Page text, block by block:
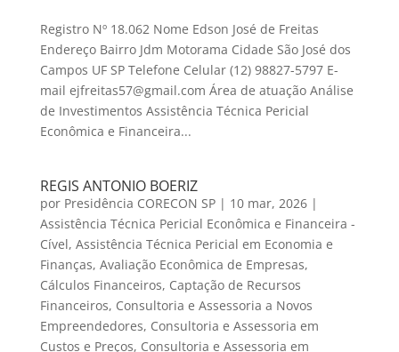
Registro Nº 18.062 Nome Edson José de Freitas
Endereço Bairro Jdm Motorama Cidade São José dos
Campos UF SP Telefone Celular (12) 98827-5797 E-
mail ejfreitas57@gmail.com Área de atuação Análise
de Investimentos Assistência Técnica Pericial
Econômica e Financeira...
REGIS ANTONIO BOERIZ
por Presidência CORECON SP| 10 mar, 2026|
Assistência Técnica Pericial Econômica e Financeira -
Cível, Assistência Técnica Pericial em Economia e
Finanças, Avaliação Econômica de Empresas,
Cálculos Financeiros, Captação de Recursos
Financeiros, Consultoria e Assessoria a Novos
Empreendedores, Consultoria e Assessoria em
Custos e Preços, Consultoria e Assessoria em